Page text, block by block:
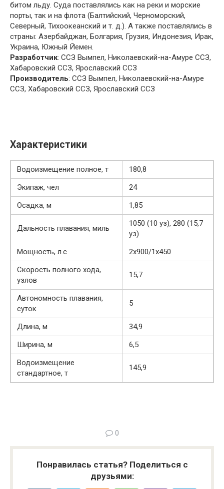
битом льду. Суда поставлялись как на реки и морские
порты, так и на флота (Балтийский, Черноморский,
Северный, Тихоокеанский и т. д.). А также поставлялись в
страны: Азербайджан, Болгария, Грузия, Индонезия, Ирак,
Украина, Южный Йемен.
Разработчик: ССЗ Вымпел, Николаевский-на-Амуре ССЗ,
Хабаровский ССЗ, Ярославский ССЗ
Производитель: ССЗ Вымпел, Николаевский-на-Амуре
ССЗ, Хабаровский ССЗ, Ярославский ССЗ
Характеристики
Водоизмещение полное, т
180,8
Экипаж, чел
24
Осадка, м
1,85
Дальность плавания, миль
1050 (10 уз), 280 (15,7
уз)
Мощность, л.с
2х900/1х450
Скорость полного хода,
узлов
15,7
Автономность плавания,
суток
5
Длина, м
34,9
Ширина, м
6,5
Водоизмещение
стандартное, т
145,9
0
Понравилась статья? Поделиться с
друзьями: